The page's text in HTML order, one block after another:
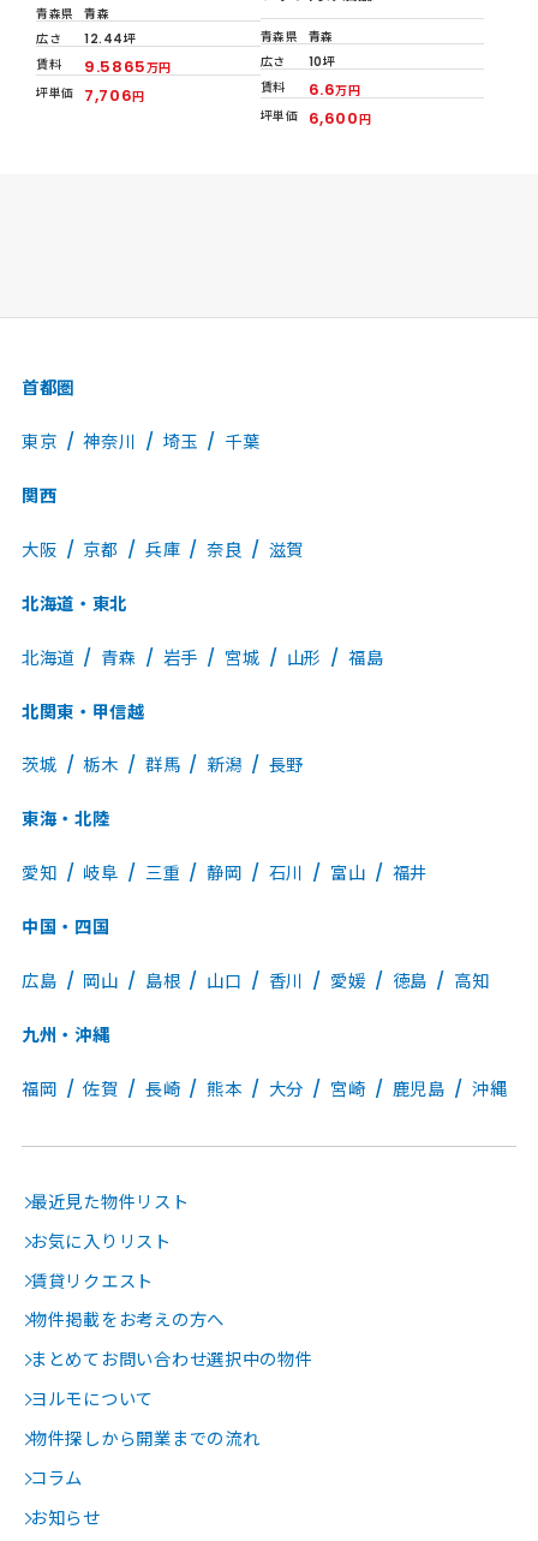
青森県
青森
広さ
12.44坪
賃料
9.5865万円
坪単価
7,706円
青森県
青森
広さ
10坪
賃料
6.6万円
坪単価
6,600円
首都圏
東京 神奈川 埼玉 千葉
関西
大阪 京都 兵庫 奈良 滋賀
北海道・東北
北海道 青森 岩手 宮城 山形 福島
北関東・甲信越
茨城 栃木 群馬 新潟 長野
東海・北陸
愛知 岐阜 三重 静岡 石川 富山 福井
中国・四国
広島 岡山 島根 山口 香川 愛媛 徳島 高知
九州・沖縄
福岡 佐賀 長崎 熊本 大分 宮崎 鹿児島 沖縄
最近見た物件リスト
お気に入りリスト
賃貸リクエスト
物件掲載をお考えの方へ
まとめてお問い合わせ選択中の物件
ヨルモについて
物件探しから開業までの流れ
コラム
お知らせ